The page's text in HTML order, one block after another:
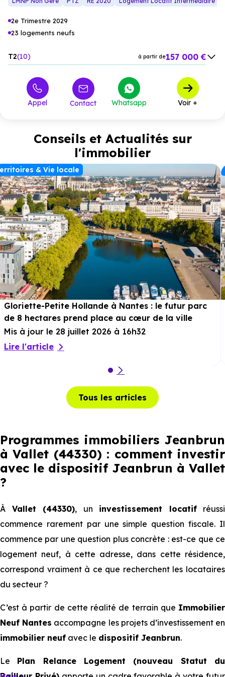
2e Trimestre 2029
23 logements neufs
T2 10 à partir de157 000 €
à partir de 261 000 €
à partir de 314 000 €
Appel Contact Whatsapp Voir +
Conseils et Actualités sur
l'immobilier
& Vie locale
Gloriette-Petite Hollande à Nantes : le futur parc
de 8 hectares prend place au cœur de la ville
Mis à jour le 28 juillet 2026 à 16h32
Lire l'article
Tous les articles
Programmes immobiliers Jeanbrun
à Vallet (44330) : comment investir
avec le dispositif Jeanbrun à Vallet
?
À Vallet (44330), un investissement locatifréussi
commence rarement par une simple question fiscale. Il
commence par une question plus concrète : est-ce que ce
logement neuf, à cette adresse, dans cette résidence,
correspond vraiment à ce que recherchent les locataires
du secteur ?
C’est à partir de cette réalité de terrain que Immobilier
Neuf Nantes accompagne les projets d’investissement en
immobilier neuf avec le dispositif Jeanbrun.
Le Plan Relance Logement (nouveau Statut du